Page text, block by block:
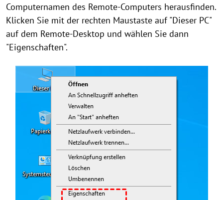
Computernamen des Remote-Computers herausfinden.
Klicken Sie mit der rechten Maustaste auf "Dieser PC"
auf dem Remote-Desktop und wählen Sie dann
"Eigenschaften".